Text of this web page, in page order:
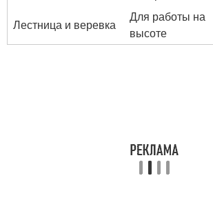
Лестница и веревка
Для работы на
высоте